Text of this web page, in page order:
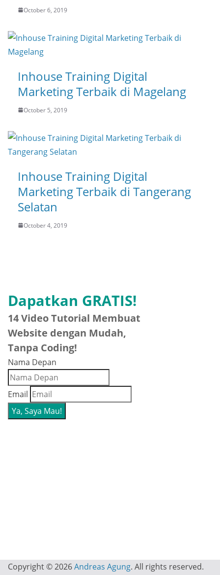
October 6, 2019
Inhouse Training Digital
Marketing Terbaik di Magelang
October 5, 2019
Inhouse Training Digital
Marketing Terbaik di Tangerang
Selatan
October 4, 2019
Dapatkan GRATIS!
14 Video Tutorial Membuat
Website dengan Mudah,
Tanpa Coding!
Nama Depan
Email
Copyright © 2026Andreas Agung. All rights reserved.